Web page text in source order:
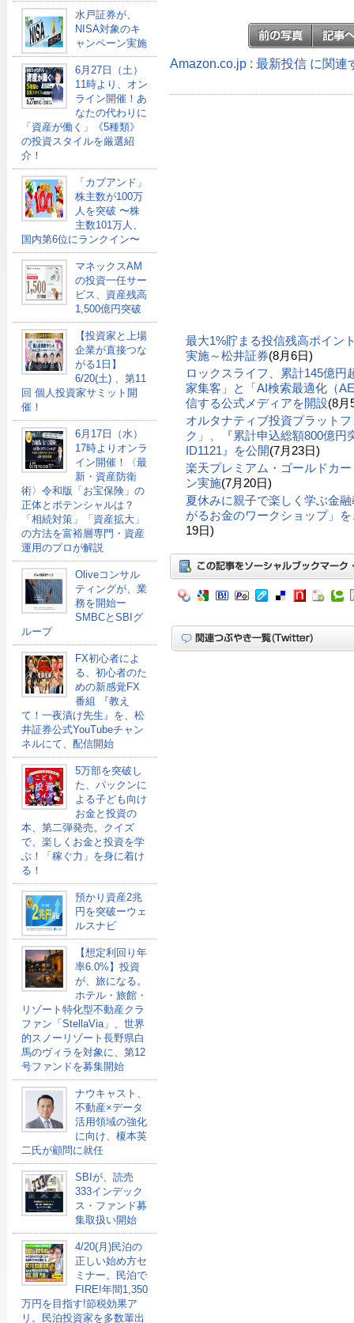
水戸証券が、
NISA対象のキ
ャンペーン実施
6月27日（土）
11時より、オン
ライン開催！あ
なたの代わりに
「資産が働く」《5種類》
の投資スタイルを厳選紹
介！
「カブアンド」
株主数が100万
人を突破 〜株
主数101万人、
国内第6位にランクイン〜
マネックスAM
の投資一任サー
ビス、資産残高
1,500億円突破
【投資家と上場
企業が直接つな
がる1日】
6/20(土) 、第11
回 個人投資家サミット開
催！
6月17日（水）
17時よりオンラ
イン開催！〈最
新・資産防衛
術〉令和版「お宝保険」の
正体とポテンシャルは？
「相続対策」「資産拡大」
の方法を富裕層専門・資産
運用のプロが解説
Oliveコンサル
ティングが、業
務を開始ー
SMBCとSBIグ
ループ
FX初心者によ
る、初心者のた
めの新感覚FX
番組 『教え
て！一夜漬け先生』を、松
井証券公式YouTubeチャン
ネルにて、配信開始
5万部を突破し
た、パックンに
よる子ども向け
お金と投資の
本、第二弾発売。クイズ
で、楽しくお金と投資を学
ぶ！「稼ぐ力」を身に着け
る！
預かり資産2兆
円を突破ーウェ
ルスナビ
【想定利回り年
率6.0%】投資
が、旅になる。
ホテル・旅館・
リゾート特化型不動産クラ
ファン「StellaVia」、世界
的スノーリゾート長野県白
馬のヴィラを対象に、第12
号ファンドを募集開始
ナウキャスト、
不動産×データ
活用領域の強化
に向け、榎本英
二氏が顧問に就任
SBIが、読売
333インデック
ス・ファンド募
集取扱い開始
4/20(月)民泊の
正しい始め方セ
ミナー。民泊で
FIRE!年間1,350
万円を目指す!節税効果ア
リ。民泊投資家を多数輩出
Amazon.co.jp : 最新投信 に関連
最大1%貯まる投信残高ポイン
実施～松井証券(8月6日)
ロックスライフ、累計145億円
家集客」と「AI検索最適化（
信する公式メディアを開設(8月
オルタナティブ投資プラット
ク」、『累計申込総額800億円
ID1121』を公開(7月23日)
楽天プレミアム・ゴールドカ
ン実施(7月20日)
夏休みに親子で楽しく学ぶ金
がるお金のワークショップ」
19日)